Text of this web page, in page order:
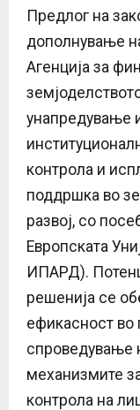
Предлог на
дополнување
Агенција за
унапредување
контрола и
поддршка во
развој, со
Европската
ИПАРД).
решенија се
ефикасност во
спроведување
механизмите
контрола на